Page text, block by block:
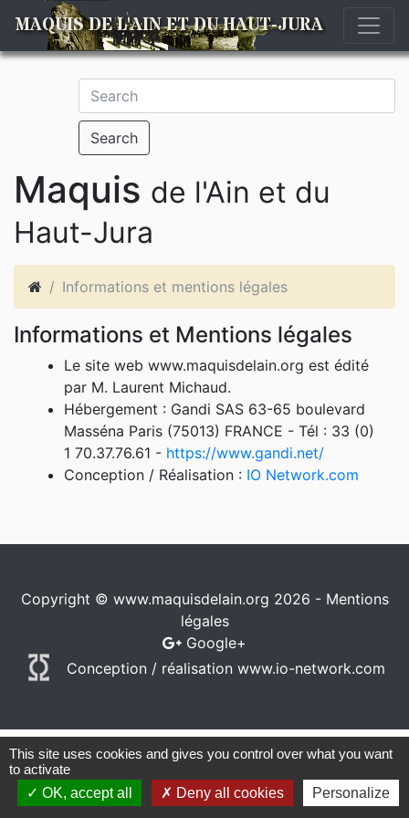
MAQUIS DE L'AIN ET DU HAUT-JURA
Search
Maquis de l'Ain et du
Haut-Jura
Informations et mentions légales
Informations et Mentions légales
Le site web www.maquisdelain.org est édité
par M. Laurent Michaud.
Hébergement : Gandi SAS 63-65 boulevard
Masséna Paris (75013) FRANCE - Tél : 33 (0)
1 70.37.76.61 - https://www.gandi.net/
Conception / Réalisation : IO Network.com
Copyright © www.maquisdelain.org 2026 - Mentions
légales
Google+
Conception / réalisationwww.io-network.com
This site uses cookies and gives you control over what you want
to activate
OK, accept all
Deny all cookies Personalize